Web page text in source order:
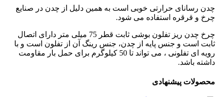
چدن رسانای حرارتی خوبی است به همین دلیل از چدن در صنایع
چرخ و قرقره استفاده می شود.
چرخ چدن ریز تفلون بوشی ثابت قطر 75 میلی متر دارای اتصال
ثابت است و جنس پایه از چدن، جنس رینگ آن از تفلون است و با
رویه ای تفلونی ، می تواند تا 50 کیلوگرم برای حمل بار مقاومت
داشته باشد.
محصولات پیشنهادی